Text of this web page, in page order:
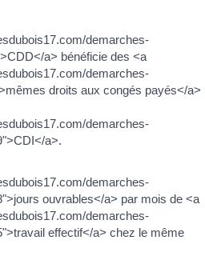
demarches-
a> bénéficie des <a
demarches-
droits aux congés payés</a>
demarches-
a>.
demarches-
ouvrables</a> par mois de <a
demarches-
effectif</a> chez le même